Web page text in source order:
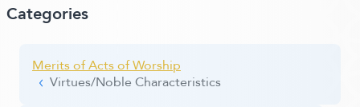
Categories
Merits of Acts of Worship
Virtues/Noble Characteristics